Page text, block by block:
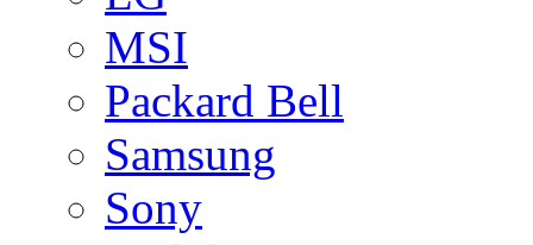
MSI
Packard Bell
Samsung
Sony